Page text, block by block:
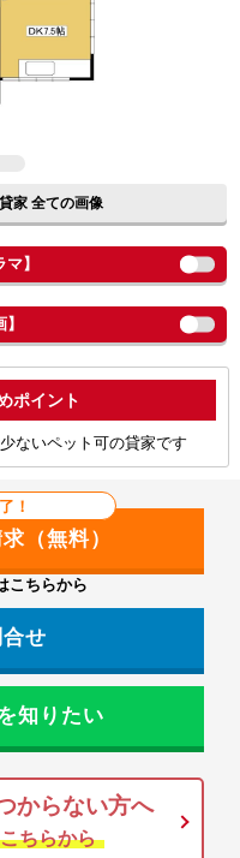
家 全ての画像
マ】
ポイント
ないペット可の貸家です
！
こちらから
せ
知りたい
からない方へ
ちらから